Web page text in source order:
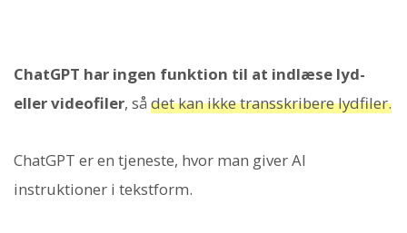
ChatGPT har ingen funktion til at indlæse lyd-
eller videofiler, så det kan ikke transskribere lydfiler.
ChatGPT er en tjeneste, hvor man giver AI
instruktioner i tekstform.